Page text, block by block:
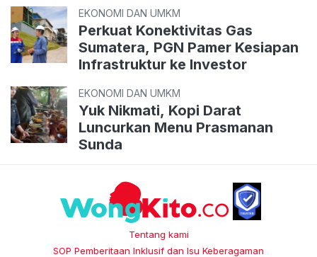
EKONOMI DAN UMKM
Perkuat Konektivitas Gas
Sumatera, PGN Pamer Kesiapan
Infrastruktur ke Investor
EKONOMI DAN UMKM
Yuk Nikmati, Kopi Darat
Luncurkan Menu Prasmanan
Sunda
Tentang kami
SOP Pemberitaan Inklusif dan Isu Keberagaman